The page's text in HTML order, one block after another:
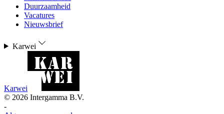
Duurzaamheid
Vacatures
Nieuwsbrief
Karwei
Karwei
© 2026 Intergamma B.V.
-